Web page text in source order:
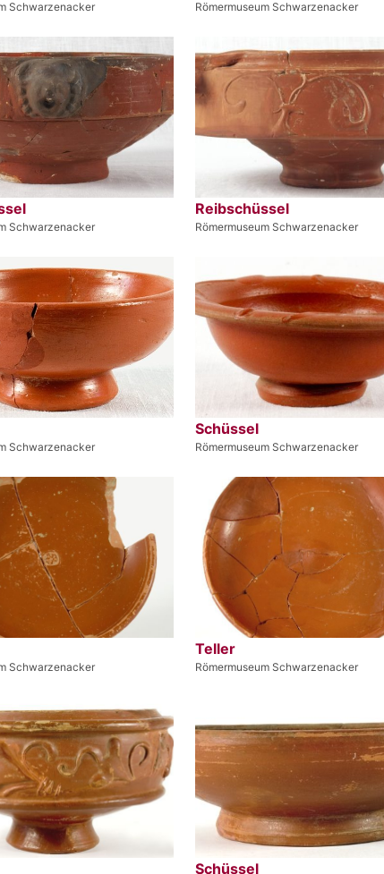
Schwarzenacker Römermuseum Schwarzenacker
Schwarzenacker
Reibschüssel
Römermuseum Schwarzenacker
Schwarzenacker
Schüssel
Römermuseum Schwarzenacker
Schwarzenacker
Teller
Römermuseum Schwarzenacker
Schüssel